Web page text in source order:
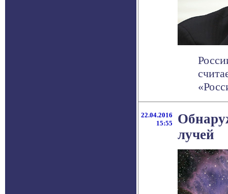
22.04.2016
15:55
лучей